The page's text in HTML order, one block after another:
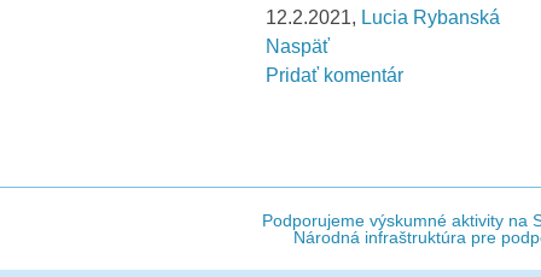
12.2.2021, Lucia Rybanská
Naspäť
Pridať komentár
Podporujeme výskumné aktivity na
Národná infraštruktúra pre